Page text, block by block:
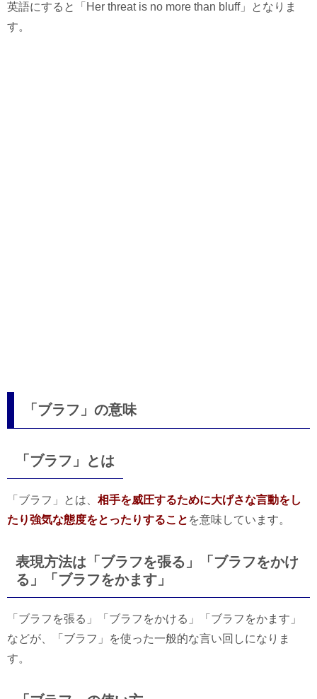
英語にすると「Her threat is no more than bluff」となりま
す。
「ブラフ」の意味
「ブラフ」とは
「ブラフ」とは、 相手を威圧するために大げさな言動をし
たり強気な態度をとったりすること を意味しています。
表現方法は「ブラフを張る」「ブラフをかけ
る」「ブラフをかます」
「ブラフを張る」「ブラフをかける」「ブラフをかます」
などが、「ブラフ」を使った一般的な言い回しになりま
す。